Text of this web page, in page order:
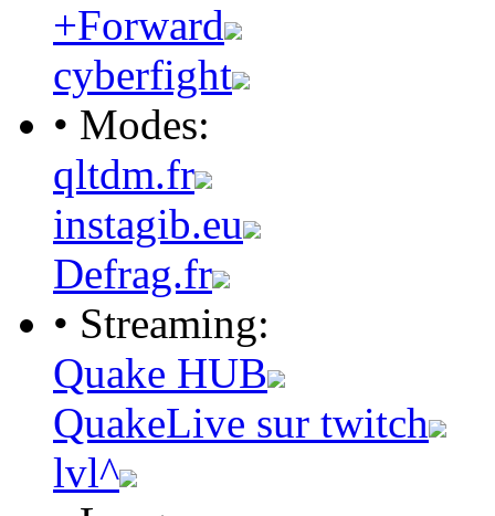
+Forward
cyberfight
• Modes:
qltdm.fr
instagib.eu
Defrag.fr
• Streaming:
Quake HUB
QuakeLive sur twitch
lvl^